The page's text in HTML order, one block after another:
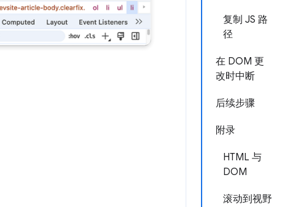
复制 JS 路
径
在 DOM 更
改时中断
后续步骤
附录
HTML 与
DOM
滚动到视野